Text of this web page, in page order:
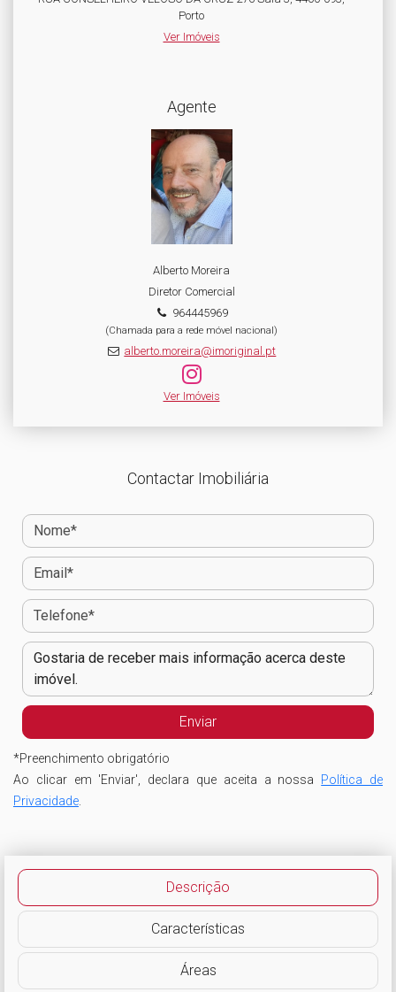
Porto
Ver Imóveis
Agente
Alberto Moreira
Diretor Comercial
964445969
(Chamada para a rede móvel nacional)
alberto.moreira@imoriginal.pt
Ver Imóveis
Contactar Imobiliária
*Preenchimento obrigatório
Ao clicar em 'Enviar', declara que aceita a nossa Política de
Privacidade
Descrição
Características
Áreas